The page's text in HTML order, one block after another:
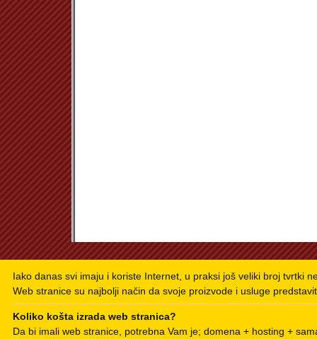
Iako danas svi imaju i koriste Internet, u praksi još veliki broj tvrtki
Web stranice su najbolji način da svoje proizvode i usluge
Koliko košta izrada web stranica?
Da bi imali web stranice, potrebna Vam je; domena + hosting +